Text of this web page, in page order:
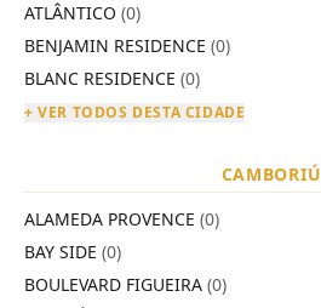
ATLÂNTICO (0)
BENJAMIN RESIDENCE (0)
BLANC RESIDENCE (0)
+ VER TODOS DESTA CIDADE
CAMBORIÚ
ALAMEDA PROVENCE (0)
BAY SIDE (0)
BOULEVARD FIGUEIRA (0)